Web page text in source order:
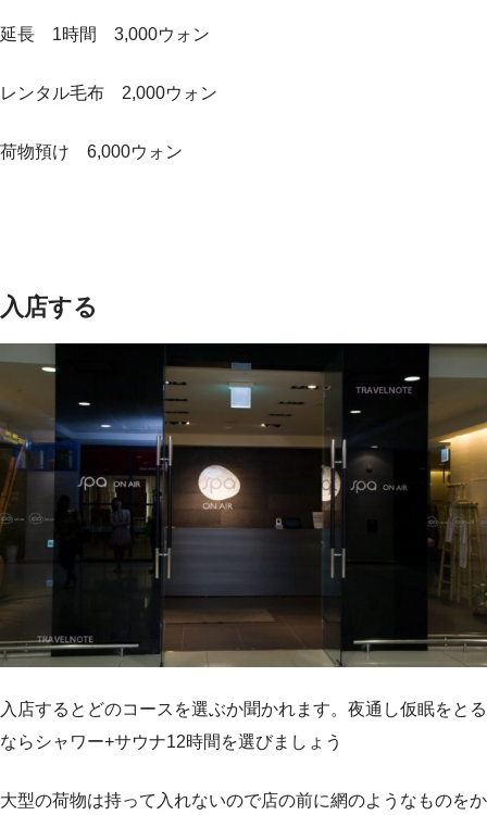
延長 1時間 3,000ウォン
レンタル毛布 2,000ウォン
荷物預け 6,000ウォン
入店する
入店するとどのコースを選ぶか聞かれます。夜通し仮眠をとる
ならシャワー+サウナ12時間を選びましょう
大型の荷物は持って入れないので店の前に網のようなものをか